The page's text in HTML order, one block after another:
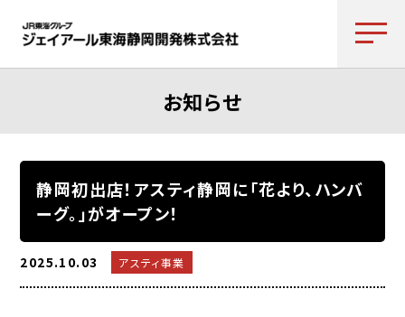
お知らせ
静岡初出店！アスティ静岡に「花より、ハンバ
ーグ。」がオープン！
2025.10.03 アスティ事業